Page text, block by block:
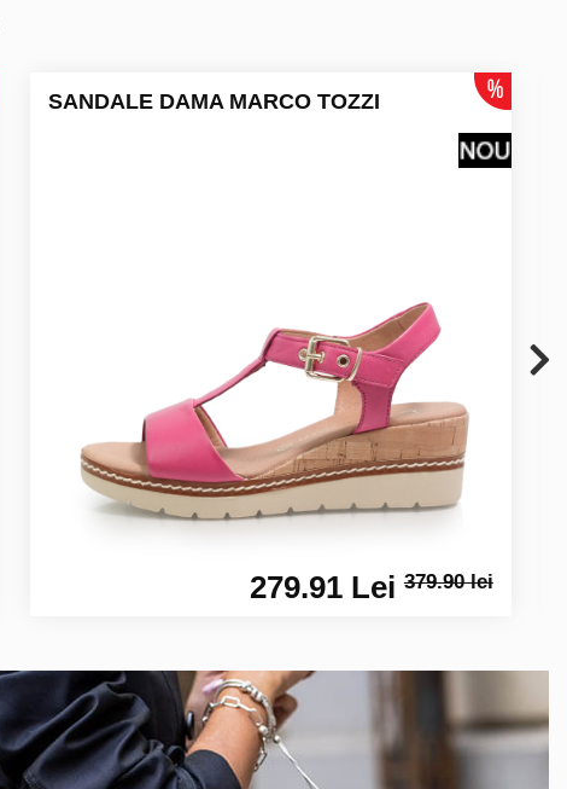
SANDALE DAMA MARCO TOZZI
279.91 Lei379.90 lei